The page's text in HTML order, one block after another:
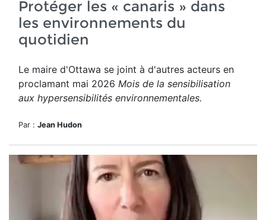
Protéger les « canaris » dans
les environnements du
quotidien
Le maire d'Ottawa se joint à d'autres acteurs en
proclamant mai 2026 Mois de la sensibilisation
aux hypersensibilités environnementales.
Par : Jean Hudon